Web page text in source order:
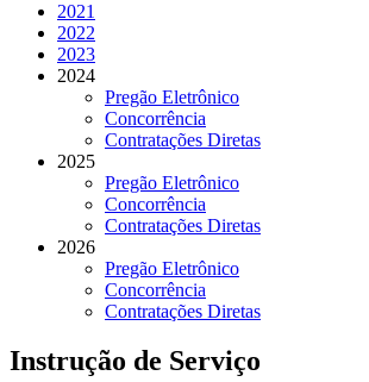
2021
2022
2023
2024
Pregão Eletrônico
Concorrência
Contratações Diretas
2025
Pregão Eletrônico
Concorrência
Contratações Diretas
2026
Pregão Eletrônico
Concorrência
Contratações Diretas
Instrução de Serviço